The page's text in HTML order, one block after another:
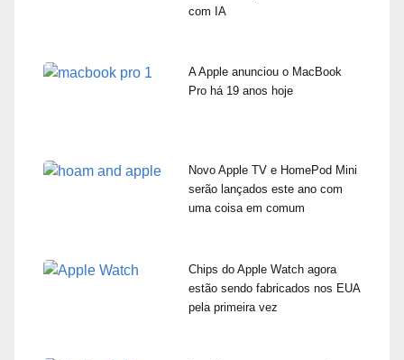
com IA
A Apple anunciou o MacBook
Pro há 19 anos hoje
Novo Apple TV e HomePod Mini
serão lançados este ano com
uma coisa em comum
Chips do Apple Watch agora
estão sendo fabricados nos EUA
pela primeira vez